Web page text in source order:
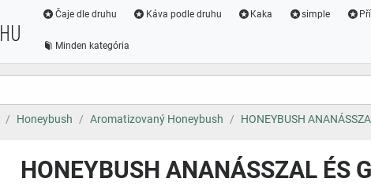
Čaje dle druhu Káva podle druhu Kaka simple
Minden kategória
Honeybush Aromatizovaný Honeybush HONEYBUSH
HONEYBUSH ANANÁSSZAL ÉS